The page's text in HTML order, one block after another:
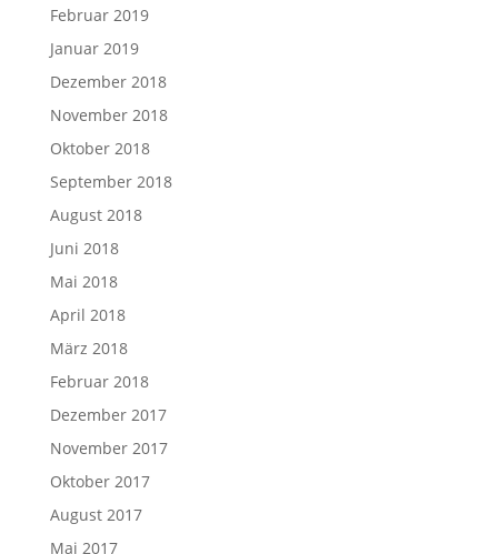
Februar 2019
Januar 2019
Dezember 2018
November 2018
Oktober 2018
September 2018
August 2018
Juni 2018
Mai 2018
April 2018
März 2018
Februar 2018
Dezember 2017
November 2017
Oktober 2017
August 2017
Mai 2017